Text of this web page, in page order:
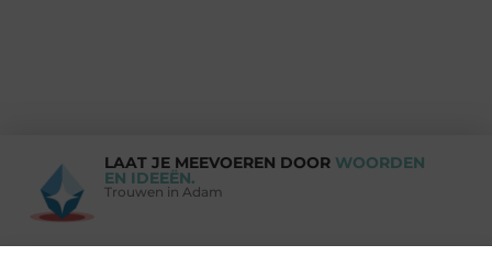
LAAT JE MEEVOEREN DOOR WOORDEN
EN IDEEËN.
Trouwen in Adam